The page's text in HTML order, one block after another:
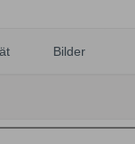
Bilder